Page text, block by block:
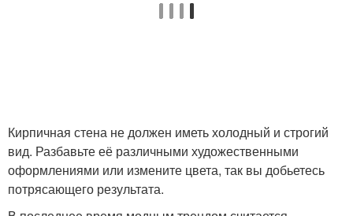
Кирпичная стена не должен иметь холодный и строгий
вид. Разбавьте её различными художественными
оформлениями или измените цвета, так вы добьетесь
потрясающего результата.